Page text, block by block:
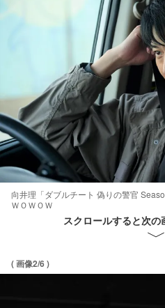
向井理「ダブルチート 偽りの警官
ＷＯＷＯＷ
スクロールすると次
( 画像2/6 )